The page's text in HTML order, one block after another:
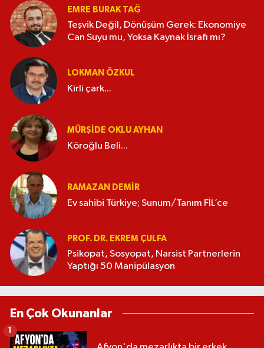
EMRE BURAK TAĞ
Teşvik Değil, Dönüşüm Gerek: Ekonomiye
Can Suyu mu, Yoksa Kaynak İsrafı mı?
LOKMAN ÖZKUL
Kirli çark...
MÜRŞIDE OKLU AYHAN
Köroğlu Beli...
RAMAZAN DEMİR
Ev sahibi Türkiye; Sunum/Tanım FİL’ce
PROF. DR. EKREM ÇULFA
Psikopat, Sosyopat, Narsist Partnerlerin
Yaptığı 50 Manipülasyon
En Çok Okunanlar
1